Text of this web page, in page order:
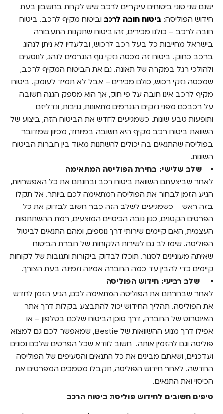
ישנם שני סוגי ביטוחים עיקריים לרכב שיש לקחת בחשבון בעת
חידוש הפוליסה: ביטוח חובה לרכב וביטוח מקיף לרכב. ביטוח
חובה לרכב – כולנו מכירים, זהו ביטוח שתקנות התעבורה
בישראל מחייבות כל בעל רכב לרכוש, ובלעדיו לא ניתן לנהוג
ברכב כחוק. ביטוח זה מכסה נזקי גוף הנגרמים לנהג, לנוסעים
ולהולכי רגל במקרה של תאונה. גם את הביטוח המקיף לרכב,
שמכסה נזקי רכוש, כולם מכירים – אבל לא תמיד לעומק. ביטוח
מקיף לרכב אינו חובה על פי חוק, אך הוא מספק הגנה חשובה
על רכבכם מפני נזקים הנגרמים מתאונות, גניבות, ונדליזם
ותופעות טבע שונות. כשמגיעים לחדש את הביטוח הזה, ביצוע של
השוואת ביטוח רכב מקיף היא חשובה במיוחד, מכיוון שמדובר
בפוליסה שהתנאים בה יכולים להשתנות מאוד בין חברות הביטוח
השונות.
שלב שלישי: בחירת הפוליסה המתאימה
לאחר שביצעתם השוואת ביטוח רכב ובחנתם את כל האפשרויות,
הגיע הזמן לבחור את הפוליסה המתאימה לכם ביותר. אל תקלו
בזה ראש – כשמגיעים לשלב הזה כבר חשוב לבדוק את כל
הפרטים הקטנים, כגון גובה הכיסויים המוצעים, רמת ההשתתפות
העצמית, האם קיימים שירותי דרך נוספים, ומהם התנאים לביטול
הפוליסה. שימו לב גם לשירות הלקוחות של חברת הביטוח
שאיתה מעוניינים לסגור. תוכלו לבדוק ביקורות ותגובות של לקוחות
קיימים כדי להבין עד כמה החברה אמינה וזמינה בעת הצורך.
שלב רביעי: חידוש הפוליסה
לאחר שבחרתם את הפוליסה המתאימה לכם, הגיע הזמן לחדש
את הפוליסה. תהליך החידוש יכול להתבצע בקלות דרך אתר
האינטרנט של החברה, דרך סוכן הביטוח שלכם בטלפון – או
אפילו דרך מנוע ההשוואות של Bestie, שמאפשר לכם גם למצוא
פוליסה וגם להזמין אותה. חשוב לוודא שכל הפרטים שלכם נכונים
ועדכניים, ושאתם מבינים את כל התנאים והסעיפים של הפוליסה
החדשה. לאחר חידוש הפוליסה, תקבלו מסמכים המפרטים את
הכיסוי ואת התנאים.
טיפים חשובים לחידוש פוליסת ביטוח הרכב